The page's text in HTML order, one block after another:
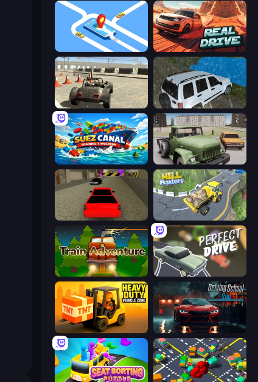
Drive Taxi Real Drive 3D Parking Games
Free Rally Offroad Prado Mountain Hill Climbing
Suez Canal Training Simulator Truck Driver Easy Road
Speed Brazil Hill Masters
Train Adventure Perfect Drive
Driving School Simulator